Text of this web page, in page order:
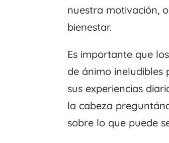
nuestra motivación,
bienestar.
Es importante que
de ánimo ineludibles
sus experiencias
la cabeza
sobre lo que puede